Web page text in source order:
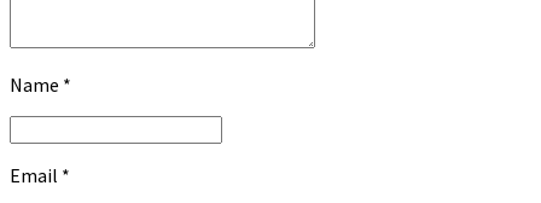
Name *
Email *